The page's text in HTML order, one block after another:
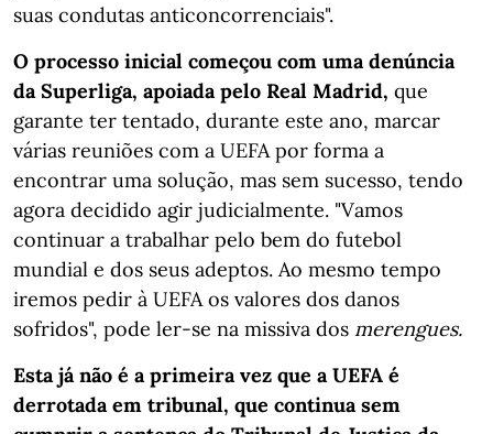
suas condutas anticoncorrenciais".
O processo inicial começou com uma denúncia
da Superliga, apoiada pelo Real Madrid, que
garante ter tentado, durante este ano, marcar
várias reuniões com a UEFA por forma a
encontrar uma solução, mas sem sucesso, tendo
agora decidido agir judicialmente. "Vamos
continuar a trabalhar pelo bem do futebol
mundial e dos seus adeptos. Ao mesmo tempo
iremos pedir à UEFA os valores dos danos
sofridos", pode ler-se na missiva dos merengues.
Esta já não é a primeira vez que a UEFA é
derrotada em tribunal, que continua sem